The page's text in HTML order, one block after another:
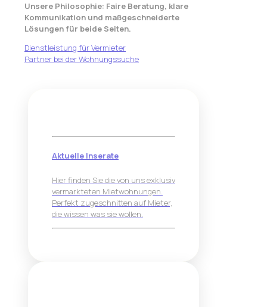
Unsere Philosophie: Faire Beratung, klare
Kommunikation und maßgeschneiderte
Lösungen für beide Seiten.
Dienstleistung für Vermieter
Partner bei der Wohnungssuche
Aktuelle Inserate
Hier finden Sie die von uns exklusiv
vermarkteten Mietwohnungen.
Perfekt zugeschnitten auf Mieter,
die wissen was sie wollen.